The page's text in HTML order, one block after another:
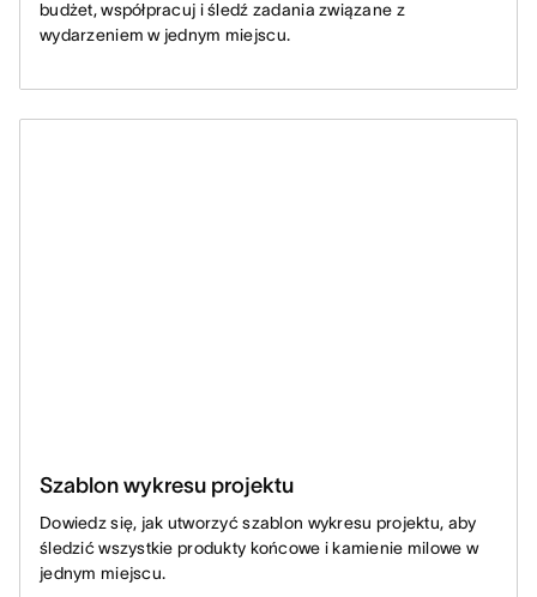
budżet, współpracuj i śledź zadania związane z
wydarzeniem w jednym miejscu.
Szablon wykresu projektu
Dowiedz się, jak utworzyć szablon wykresu projektu, aby
śledzić wszystkie produkty końcowe i kamienie milowe w
jednym miejscu.